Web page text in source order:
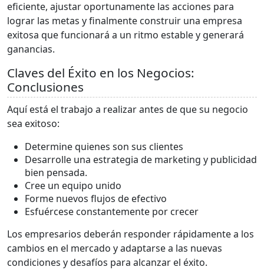
eficiente, ajustar oportunamente las acciones para
lograr las metas y finalmente construir una empresa
exitosa que funcionará a un ritmo estable y generará
ganancias.
Claves del Éxito en los Negocios:
Conclusiones
Aquí está el trabajo a realizar antes de que su negocio
sea exitoso:
Determine quienes son sus clientes
Desarrolle una estrategia de marketing y publicidad
bien pensada.
Cree un equipo unido
Forme nuevos flujos de efectivo
Esfuércese constantemente por crecer
Los empresarios deberán responder rápidamente a los
cambios en el mercado y adaptarse a las nuevas
condiciones y desafíos para alcanzar el éxito.